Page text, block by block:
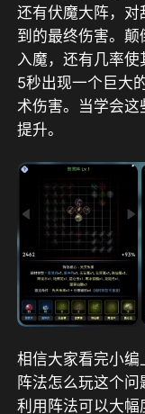
还有伏魔大阵，
到的最终伤害。
入魔，还有几率
5秒出现一个巨大
术伤害。当学会
提升。
相信大家看完小
阵法怎么玩这个
利用阵法可以大